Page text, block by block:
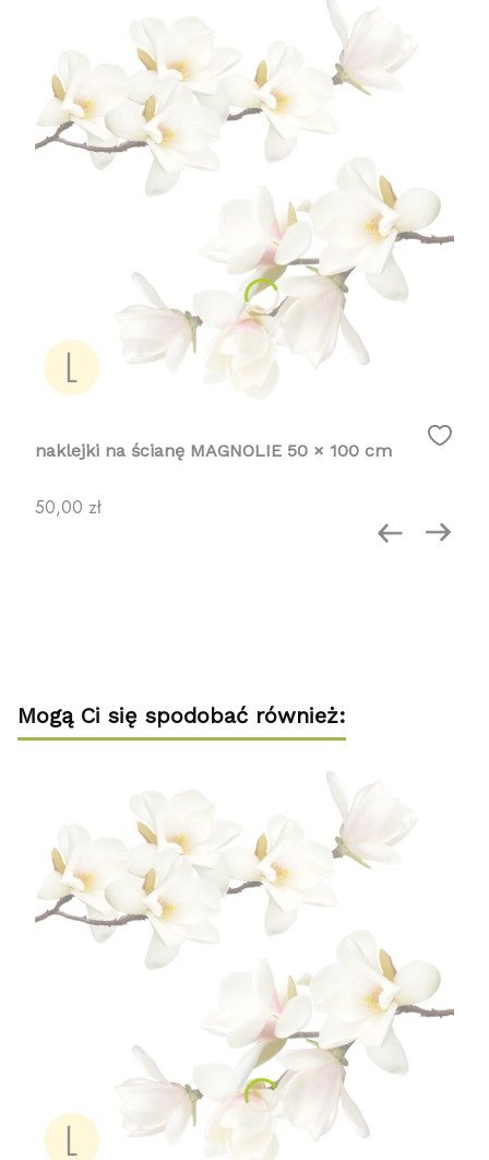
naklejki na ścianę MAGNOLIE 50 × 100 cm
Cena
50,00 zł
Mogą Ci się spodobać również: